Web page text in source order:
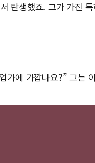
탄생했죠. 그가 가진
가에 가깝나요?” 그는